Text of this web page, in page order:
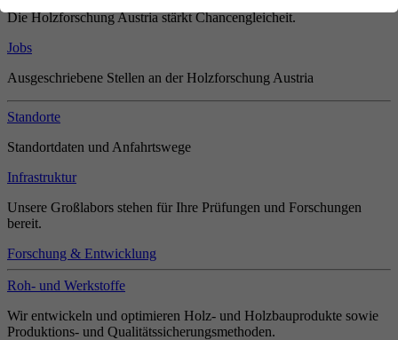
Die Holzforschung Austria stärkt Chancengleicheit.
Jobs
Ausgeschriebene Stellen an der Holzforschung Austria
Standorte
Standortdaten und Anfahrtswege
Infrastruktur
Unsere Großlabors stehen für Ihre Prüfungen und Forschungen
bereit.
Forschung & Entwicklung
Roh- und Werkstoffe
Wir entwickeln und optimieren Holz- und Holzbauprodukte sowie
Produktions- und Qualitätssicherungsmethoden.